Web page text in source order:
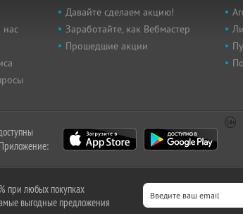
нас
Давайте сделаем акцию!
Заработайте, как Вебмастер
Прошедшие акции
при любых покупках
выгодные предложения